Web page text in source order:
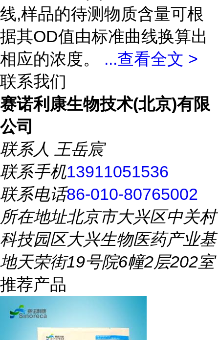
线,样品的待测物质含量可根
据其OD值由标准曲线换算出
相应的浓度。 ...查看全文 >
联系我们
赛诺利康生物技术(北京)有限
公司
联系人 王岳宸
联系手机13911051536
联系电话86-010-80765002
所在地址北京市大兴区中关村
科技园区大兴生物医药产业基
地天荣街19号院6幢2层202室
推荐产品